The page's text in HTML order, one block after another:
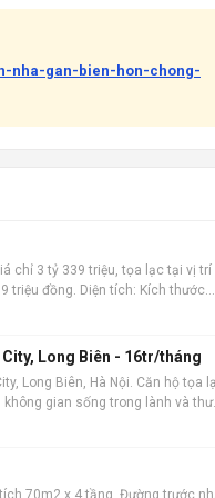
nha-gan-bien-hon-chong-
chỉ 3 tỷ 339 triệu, tọa lạc tại vị trí
triệu đồng. Diện tích: Kích thước
Long Biên - 16tr/tháng
Long Biên, Hà Nội. Căn hộ tọa
gian sống trong lành và thư
70m2 x 4 tầng. Đường trước